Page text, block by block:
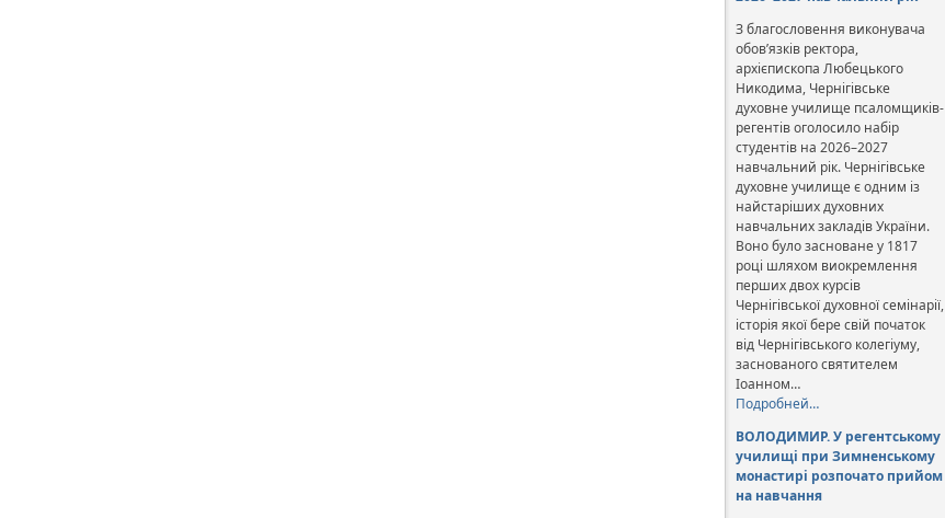
З благословення виконувача
обов’язків ректора,
архієпископа Любецького
Никодима, Чернігівське
духовне училище псаломщиків-
регентів оголосило набір
студентів на 2026–2027
навчальний рік. Чернігівське
духовне училище є одним із
найстаріших духовних
навчальних закладів України.
Воно було засноване у 1817
році шляхом виокремлення
перших двох курсів
Чернігівської духовної семінарії,
історія якої бере свій початок
від Чернігівського колегіуму,
заснованого святителем
Іоанном…
Подробней…
ВОЛОДИМИР. У регентському
училищі при Зимненському
монастирі розпочато прийом
на навчання